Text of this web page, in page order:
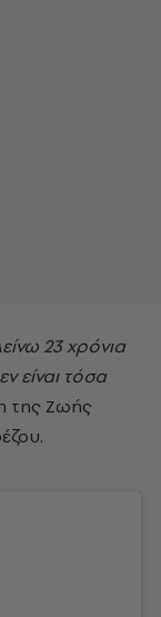
23 χρόνια
είναι τόσα
της Ζωής